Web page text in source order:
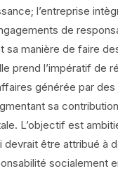
l’entreprise
de
sa manière de faire
prend l’impératif de
générée par des
sa
L’objectif est
devrait être attribué à
socialement